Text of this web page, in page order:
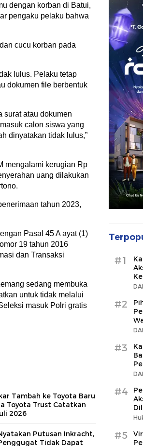
dengan korban di Batui,
pengaku pelaku bahwa
cucu korban pada
lulus. Pelaku tetap
dokumen file berbentuk
surat atau dokumen
calon siswa yang
dinyatakan tidak lulus,”
mengalami kerugian Rp
uang dilakukan
tahun 2023,
Pasal 45 A ayat (1)
19 tahun 2016
dan Transaksi
sedang membuka
untuk tidak melalui
masuk Polri gratis
Tambah ke Toyota Baru
Toyota Trust Catatkan
2026
Putusan Inkracht,
Tidak Dapat
#1
#2
#3
#4
#5